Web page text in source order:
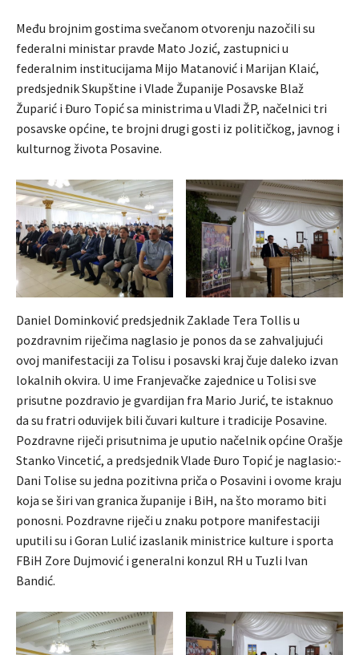
Među brojnim gostima svečanom otvorenju nazočili su
federalni ministar pravde Mato Jozić, zastupnici u
federalnim institucijama Mijo Matanović i Marijan Klaić,
predsjednik Skupštine i Vlade Županije Posavske Blaž
Župarić i Đuro Topić sa ministrima u Vladi ŽP, načelnici tri
posavske općine, te brojni drugi gosti iz političkog, javnog i
kulturnog života Posavine.
Daniel Dominković predsjednik Zaklade Tera Tollis u
pozdravnim riječima naglasio je ponos da se zahvaljujući
ovoj manifestaciji za Tolisu i posavski kraj čuje daleko izvan
lokalnih okvira. U ime Franjevačke zajednice u Tolisi sve
prisutne pozdravio je gvardijan fra Mario Jurić, te istaknuo
da su fratri oduvijek bili čuvari kulture i tradicije Posavine.
Pozdravne riječi prisutnima je uputio načelnik općine Orašje
Stanko Vincetić, a predsjednik Vlade Đuro Topić je naglasio:-
Dani Tolise su jedna pozitivna priča o Posavini i ovome kraju
koja se širi van granica županije i BiH, na što moramo biti
ponosni. Pozdravne riječi u znaku potpore manifestaciji
uputili su i Goran Lulić izaslanik ministrice kulture i sporta
FBiH Zore Dujmović i generalni konzul RH u Tuzli Ivan
Bandić.